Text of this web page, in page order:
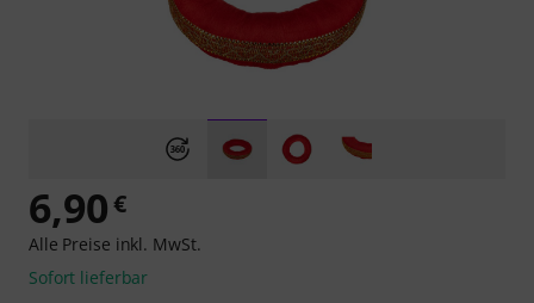
6,90€
Alle Preise inkl. MwSt.
Sofort lieferbar